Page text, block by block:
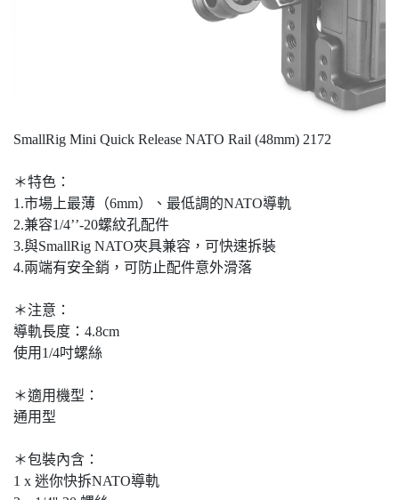
SmallRig Mini Quick Release NATO Rail (48mm) 2172
＊特色：
1.市場上最薄（6mm）、最低調的NATO導軌
2.兼容1/4’’-20螺紋孔配件
3.與SmallRig NATO夾具兼容，可快速拆裝
4.兩端有安全銷，可防止配件意外滑落
＊注意：
導軌長度：4.8cm
使用1/4吋螺絲
＊適用機型：
通用型
＊包裝內含：
1 x 迷你快拆NATO導軌